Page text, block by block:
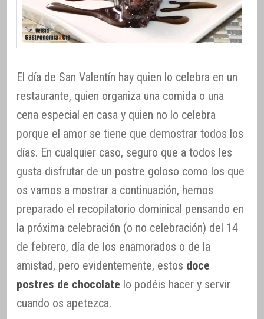
El día de San Valentín hay quien lo celebra en un
restaurante, quien organiza una comida o una
cena especial en casa y quien no lo celebra
porque el amor se tiene que demostrar todos los
días. En cualquier caso, seguro que a todos les
gusta disfrutar de un postre goloso como los que
os vamos a mostrar a continuación, hemos
preparado el recopilatorio dominical pensando en
la próxima celebración (o no celebración) del 14
de febrero, día de los enamorados o de la
amistad, pero evidentemente, estos doce
postres de chocolate lo podéis hacer y servir
cuando os apetezca.